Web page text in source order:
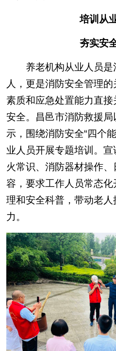
培训从
夯实安
养老机构从业人员是
人，更是消防安全管理
素质和应急处置能力直
安全。昌邑市消防救援
示，围绕消防安全“四个
业人员开展专题培训。
火常识、消防器材操作
容，要求工作人员常态
理和安全科普，带动老
力。